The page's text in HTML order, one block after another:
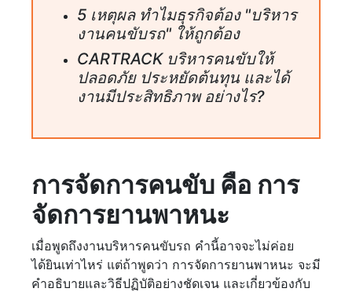
5 เหตุผล ทำไมธุรกิจต้อง "บริหาร
งานคนขับรถ" ให้ถูกต้อง
CARTRACK บริหารคนขับให้
ปลอดภัย ประหยัดต้นทุน และได้
งานมีประสิทธิภาพ อย่างไร?
การจัดการคนขับ คือ การ
จัดการยานพาหนะ
เมื่อพูดถึงงานบริหารคนขับรถ คำนี้อาจจะไม่ค่อย
ได้ยินเท่าไหร่ แต่ถ้าพูดว่า การจัดการยานพาหนะ จะมี
คำอธิบายและวิธีปฏิบัติอย่างชัดเจน และเกี่ยวข้องกับ